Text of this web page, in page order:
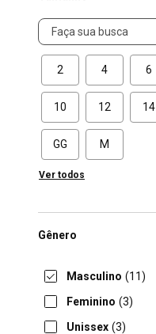
Tamanho
2 4 6
10 12 14
GG M
Ver todos
Gênero
Masculino (11)
Feminino (3)
Unissex (3)